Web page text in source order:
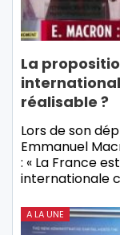
La
réalisable ?
Lors de son
Emmanuel
: « La France
internationale
A LA UNE